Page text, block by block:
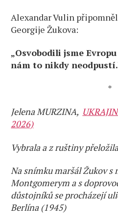
Alexandar Vulin
Georgije Žukova:
„Osvobodili jsme
nám to nikdy
*
Jelena MURZINA,
2026)
Vybrala a z ruštiny
Na snímku maršál Žukov s
Montgomerym a s
důstojníků se procházejí
Berlína (1945)